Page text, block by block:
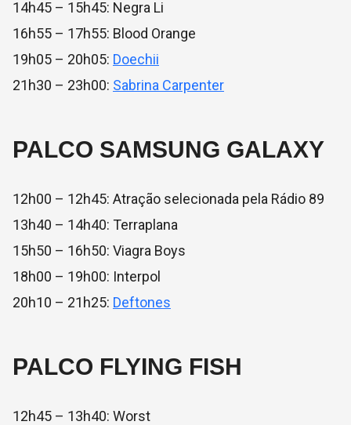
14h45 – 15h45: Negra Li
16h55 – 17h55: Blood Orange
19h05 – 20h05: Doechii
21h30 – 23h00: Sabrina Carpenter
PALCO SAMSUNG GALAXY
12h00 – 12h45: Atração selecionada pela Rádio 89
13h40 – 14h40: Terraplana
15h50 – 16h50: Viagra Boys
18h00 – 19h00: Interpol
20h10 – 21h25: Deftones
PALCO FLYING FISH
12h45 – 13h40: Worst